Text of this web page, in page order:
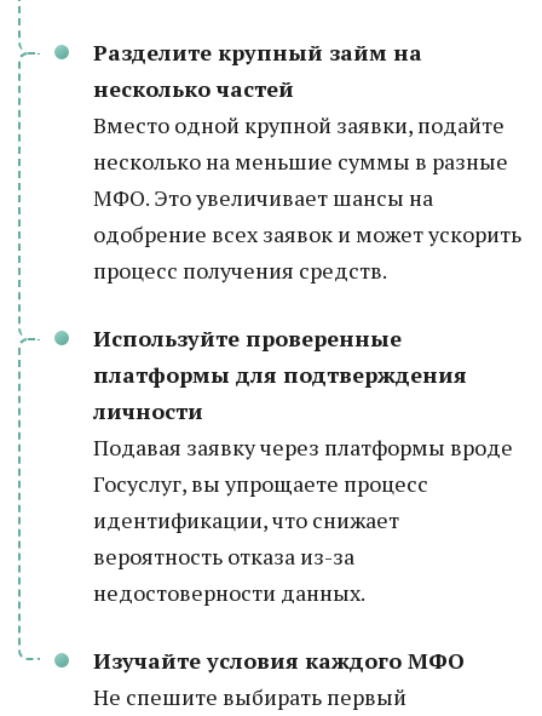
Разделите крупный займ на
несколько частей
Вместо одной крупной заявки, подайте
несколько на меньшие суммы в разные
МФО. Это увеличивает шансы на
одобрение всех заявок и может ускорить
процесс получения средств.
Используйте проверенные
платформы для подтверждения
личности
Подавая заявку через платформы вроде
Госуслуг, вы упрощаете процесс
идентификации, что снижает
вероятность отказа из-за
недостоверности данных.
Изучайте условия каждого МФО
Не спешите выбирать первый